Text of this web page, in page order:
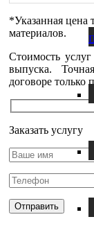
*Указанная цена
материалов.
Стоимость
выпуска.
договоре только
Заказать услугу